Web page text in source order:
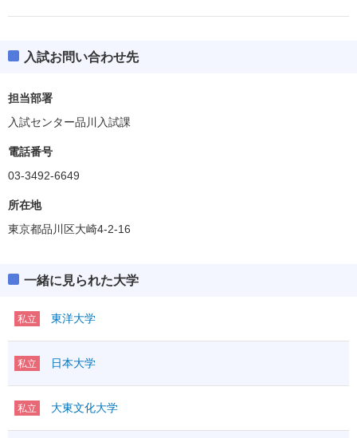
入試お問い合わせ先
担当部署
入試センター品川入試課
電話番号
03-3492-6649
所在地
東京都品川区大崎4-2-16
一緒に見られた大学
私立 東洋大学
私立 日本大学
私立 大東文化大学